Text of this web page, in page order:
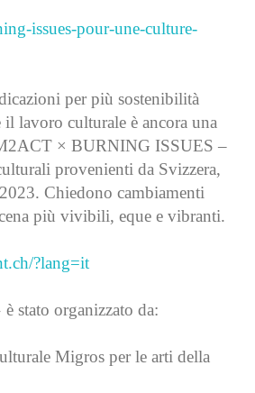
issues-pour-une-culture-
per più sostenibilità
lavoro culturale è ancora una
× BURNING ISSUES –
provenienti da Svizzera,
Chiedono cambiamenti
più vivibili, eque e vibranti.
?lang=it
stato organizzato da:
Migros per le arti della